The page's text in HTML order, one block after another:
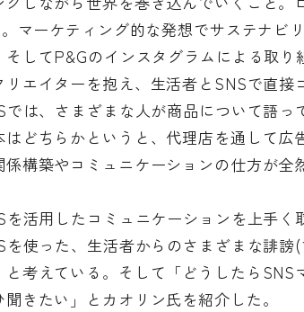
マーケティング的な発想でサステナビ
してP&Gのインスタグラムによる取り
エイターを抱え、生活者とSNSで直接
は、さまざまな人が商品について語っ
どちらかというと、代理店を通して広
構築やコミュニケーションの仕方が全
活用したコミュニケーションを上手く
使った、生活者からのさまざまな誹謗
考えている。そして「どうしたらSNS
きたい」とカオリン氏を紹介した。